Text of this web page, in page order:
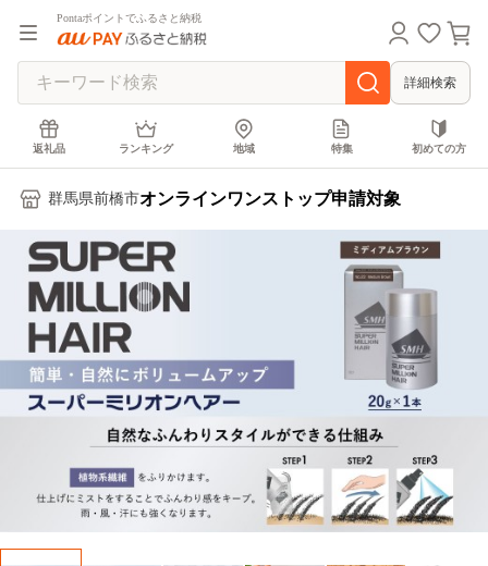
Pontaポイントでふるさと納税
詳細検索
返礼品 ランキング 地域 特集 初めての方
群馬県前橋市オンラインワンストップ申請対象